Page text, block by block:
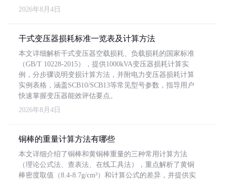
2026年8月4日
干式变压器损耗标准一览表及计算方法
本文详细解析干式变压器空载损耗、负载损耗的国家标准
（GB/T 10228-2015），提供1000kVA变压器损耗计算实
例，分步骤说明变损计算方法，并附电力变压器损耗计算
实例表格，涵盖SCB10/SCB13等常见型号参数，指导用户
快速掌握变压器能效评估要点。
2026年8月4日
铜棒的重量计算方法有哪些
本文详细介绍了铜棒和黄铜棒重量的三种常用计算方法
（理论公式法、查表法、在线工具法），重点解析了黄铜
棒密度取值（8.4-8.7g/cm³）和计算公式的差异，并提供实